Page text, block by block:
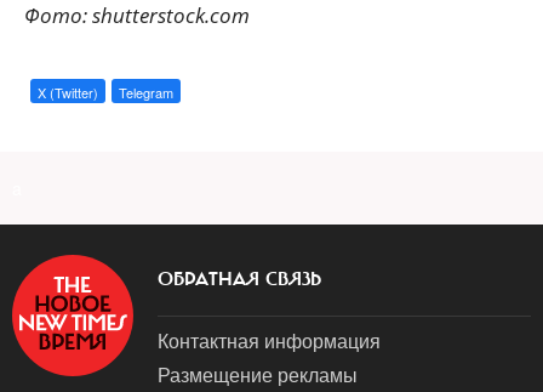
Фото: shutterstock.com
X (Twitter) Telegram
ОБРАТНАЯ СВЯЗЬ
Контактная информация
Размещение рекламы